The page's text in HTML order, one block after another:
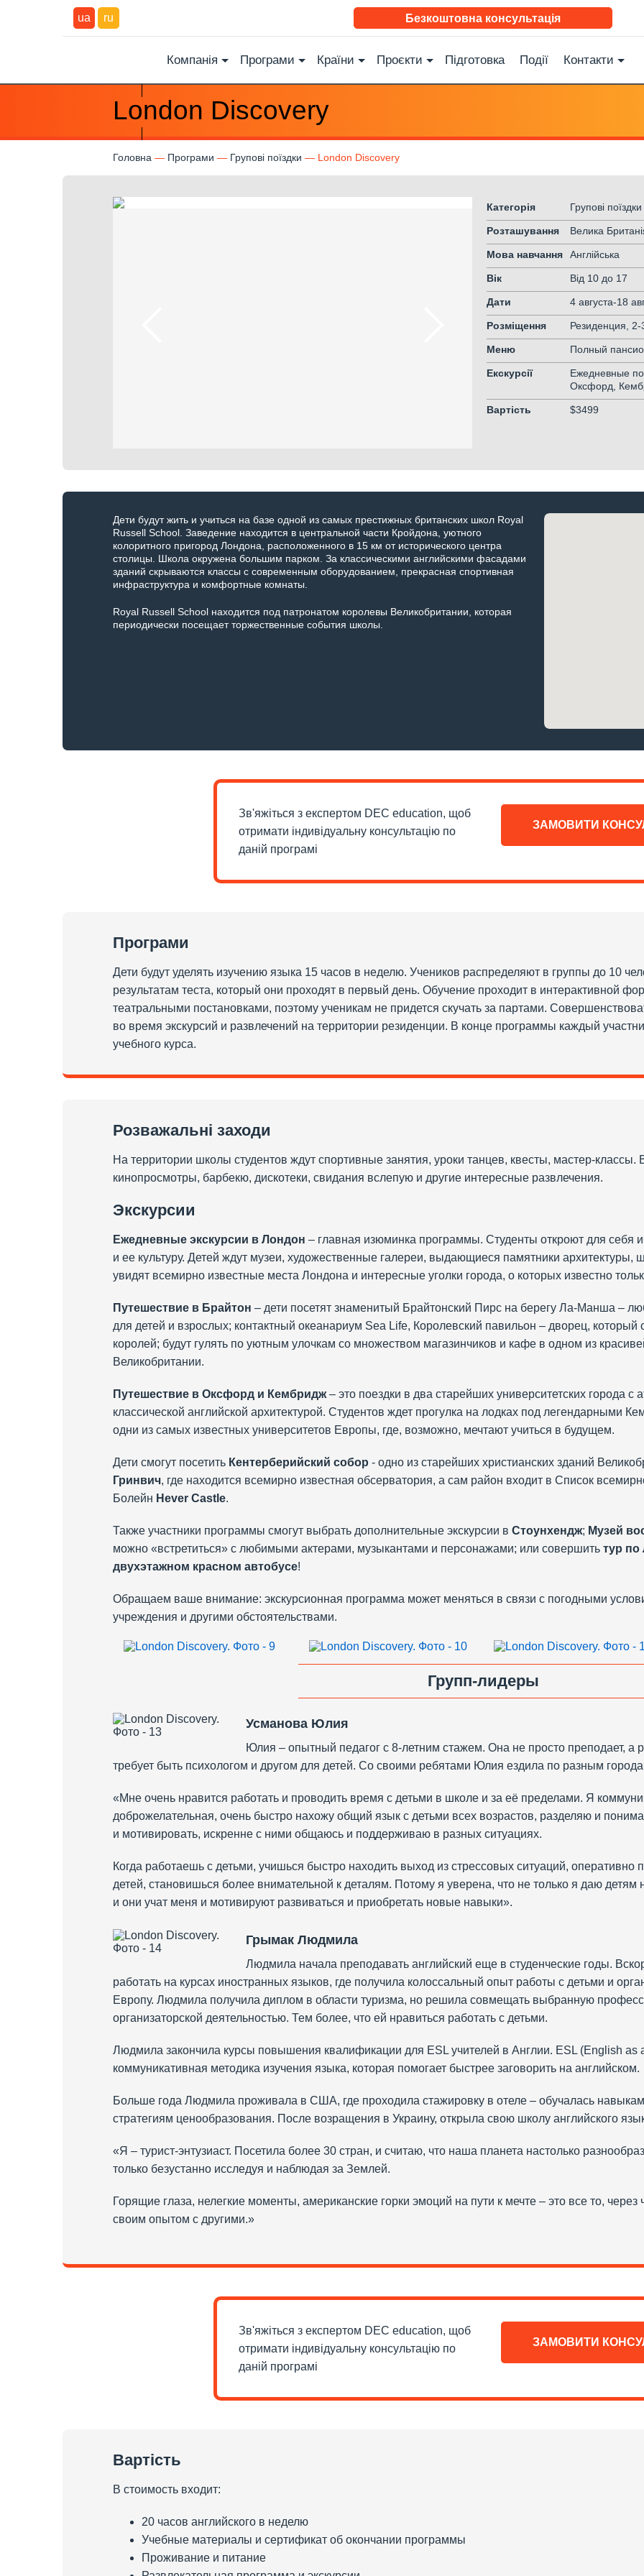
ua ru Безкоштовна консультація
Компанія Програми Країни Проєкти Підготовка Події Контакти
London Discovery
Головна Програми Групові поїздки London Discovery
Категорія Групові поїздки
Розташування Велика
Мова навчання Англійська
Вік Від 10 до 17
Дати 4 августа-18
Розміщення Резиденция,
Меню Полный
Екскурсії
Ежедневные
Оксфорд,
Вартість $3499
Дети будут жить и учиться на базе одной из самых престижных британских школ Royal
Russell School. Заведение находится в центральной части Кройдона, уютного
колоритного пригород Лондона, расположенного в 15 км от исторического центра
столицы. Школа окружена большим парком. За классическими английскими фасадами
зданий скрываются классы с современным оборудованием, прекрасная спортивная
инфраструктура и комфортные комнаты.
Royal Russell School находится под патронатом королевы Великобритании, которая
периодически посещает торжественные события школы.
Зв'яжіться з експертом DEC education, щоб
отримати індивідуальну консультацію по
даній програмі
ЗАМОВИТИ
Програми
Дети будут уделять изучению языка 15 часов в неделю. Учеников распределяют в группы до 10
результатам теста, который они проходят в первый день. Обучение проходит в интерактивной
театральными постановками, поэтому ученикам не придется скучать за партами.
во время экскурсий и развлечений на территории резиденции. В конце программы каждый
учебного курса.
Розважальні заходи
На территории школы студентов ждут спортивные занятия, уроки танцев, квесты, мастер-
кинопросмотры, барбекю, дискотеки, свидания вслепую и другие интересные развлечения.
Экскурсии
Ежедневные экскурсии в Лондон – главная изюминка программы. Студенты откроют для себя
и ее культуру. Детей ждут музеи, художественные галереи, выдающиеся памятники архитектуры,
увидят всемирно известные места Лондона и интересные уголки города, о которых известно
Путешествие в Брайтон – дети посетят знаменитый Брайтонский Пирс на берегу Ла-Манша –
для детей и взрослых; контактный океанариум Sea Life, Королевский павильон – дворец, который
королей; будут гулять по уютным улочкам со множеством магазинчиков и кафе в одном из
Великобритании.
Путешествие в Оксфорд и Кембридж– это поездки в два старейших университетских города
классической английской архитектурой. Студентов ждет прогулка на лодках под легендарными
одни из самых известных университетов Европы, где, возможно, мечтают учиться в будущем.
Дети смогут посетить Кентерберийский собор - одно из старейших христианских зданий
Гринвич, где находится всемирно известная обсерватория, а сам район входит в Список
Болейн Hever Castle.
Также участники программы смогут выбрать дополнительные экскурсии в Стоунхендж; Музей
можно «встретиться» с любимыми актерами, музыкантами и персонажами; или совершить тур по
двухэтажном красном автобусе!
Обращаем ваше внимание: экскурсионная программа может меняться в связи с погодными
учреждения и другими обстоятельствами.
Групп-лидеры
Усманова Юлия
Юлия – опытный педагог с 8-летним стажем. Она не просто преподает, а
требует быть психологом и другом для детей. Со своими ребятами Юлия ездила по разным
«Мне очень нравится работать и проводить время с детьми в школе и за её пределами. Я
доброжелательная, очень быстро нахожу общий язык с детьми всех возрастов, разделяю и
и мотивировать, искренне с ними общаюсь и поддерживаю в разных ситуациях.
Когда работаешь с детьми, учишься быстро находить выход из стрессовых ситуаций, оперативно
детей, становишься более внимательной к деталям. Потому я уверена, что не только я даю
и они учат меня и мотивируют развиваться и приобретать новые навыки».
Грымак Людмила
Людмила начала преподавать английский еще в студенческие годы.
работать на курсах иностранных языков, где получила колоссальный опыт работы с детьми и
Европу. Людмила получила диплом в области туризма, но решила совмещать выбранную
организаторской деятельностью. Тем более, что ей нравиться работать с детьми.
Людмила закончила курсы повышения квалификации для ESL учителей в Англии. ESL (English as
коммуникативная методика изучения языка, которая помогает быстрее заговорить на английском.
Больше года Людмила проживала в США, где проходила стажировку в отеле – обучалась
стратегиям ценообразования. После возращения в Украину, открыла свою школу английского
«Я – турист-энтузиаст. Посетила более 30 стран, и считаю, что наша планета настолько
только безустанно исследуя и наблюдая за Землей.
Горящие глаза, нелегкие моменты, американские горки эмоций на пути к мечте – это все то,
своим опытом с другими.»
Зв'яжіться з експертом DEC education, щоб
отримати індивідуальну консультацію по
даній програмі
ЗАМОВИТИ
Вартість
В стоимость входит:
20 часов английского в неделю
Учебные материалы и сертификат об окончании программы
Проживание и питание